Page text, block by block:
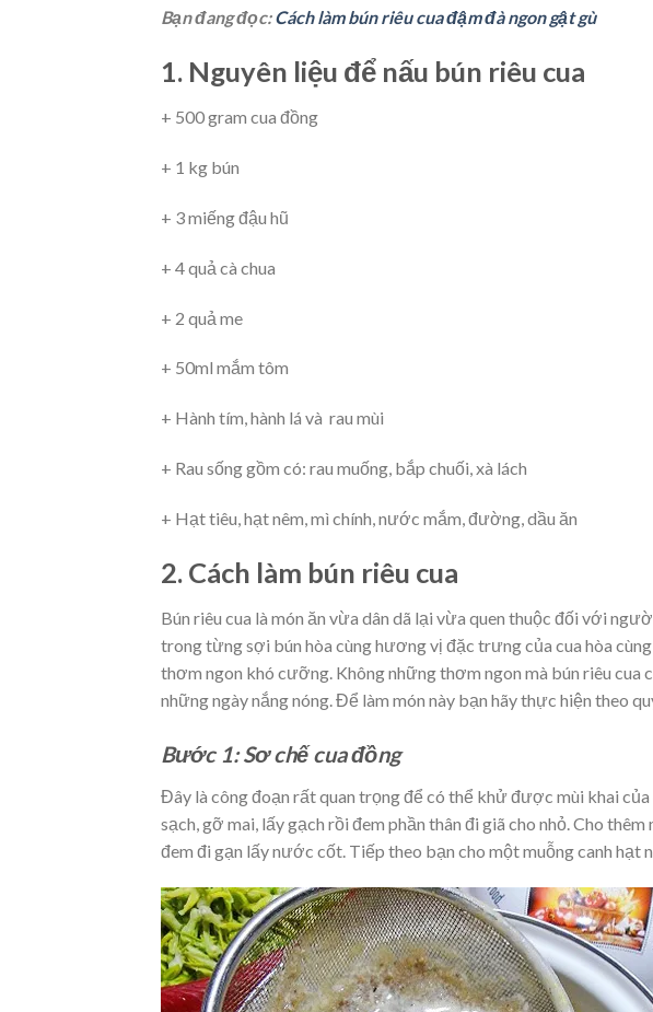
Bạn đang đọc:Cách làm bún riêu cua đậm đà ngon gật gù
1. Nguyên liệu để nấu bún riêu cua
+ 500 gram cua đồng
+ 1 kg bún
+ 3 miếng đậu hũ
+ 4 quả cà chua
+ 2 quả me
+ 50ml mắm tôm
+ Hành tím, hành lá và rau mùi
+ Rau sống gồm có: rau muống, bắp chuối, xà lách
+ Hạt tiêu, hạt nêm, mì chính, nước mắm, đường, dầu ăn
2. Cách làm bún riêu cua
Bún riêu cua là món ăn vừa dân dã lại vừa quen thuộc đối với
trong từng sợi bún hòa cùng hương vị đặc trưng của cua hòa
thơm ngon khó cưỡng. Không những thơm ngon mà bún riêu cua
những ngày nắng nóng. Để làm món này bạn hãy thực hiện theo
Bước 1: Sơ chế cua đồng
Đây là công đoạn rất quan trọng để có thể khử được mùi khai của
sạch, gỡ mai, lấy gạch rồi đem phần thân đi giã cho nhỏ. Cho
đem đi gạn lấy nước cốt. Tiếp theo bạn cho một muỗng canh hạt